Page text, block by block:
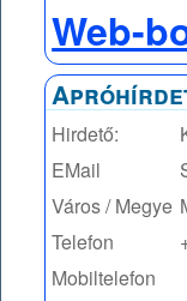
Web-
Hirdető:
EMail
Város / Megye
Telefon
Mobiltelefon